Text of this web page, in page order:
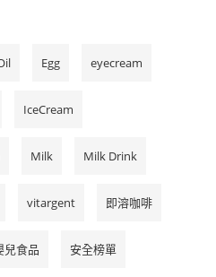
Egg eyecream
IceCream
Milk Milk Drink
vitargent 即溶咖啡
兒食品 安全榜單